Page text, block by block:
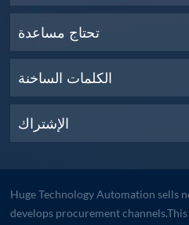
تحتاج مساعدة
الكلمات الساخنة
الإشتراك
Huge Technology Automation sells
develops procurement